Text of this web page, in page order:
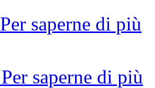
Per saperne di più
Per saperne di più